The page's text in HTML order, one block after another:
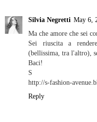
Silvia Negretti May 6,
Ma che amore che sei
Sei riuscita a
(bellissima, tra l'altro),
Baci!
S
http://s-fashion-
Reply